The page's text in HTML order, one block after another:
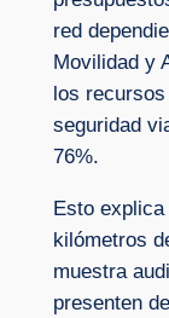
red
Movilidad y
los
seguridad
76%.
Esto
kilómetros
muestra
presenten